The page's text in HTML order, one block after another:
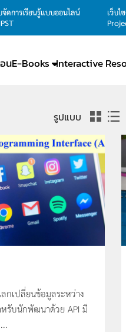
จัดการเรียนรู้แบบออนไลน์
เว็บ
นE-Books Interactive
รูปแบบ
กเปลี่ยนข้อมูลระหว่าง
รับนักพัฒนาด้วย API มี